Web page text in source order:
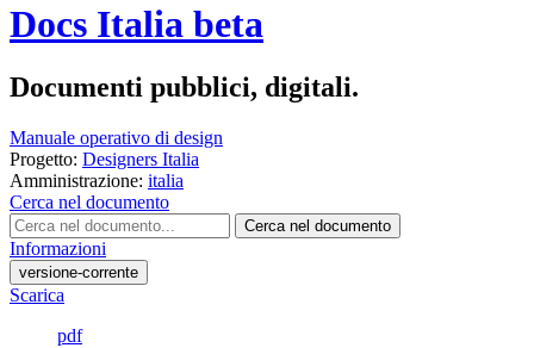
Docs Italia beta
Documenti pubblici, digitali.
Manuale operativo di design
Progetto: Designers Italia
Amministrazione: italia
Cerca nel documento
Cerca nel documento
Informazioni
versione-corrente
Scarica
pdf